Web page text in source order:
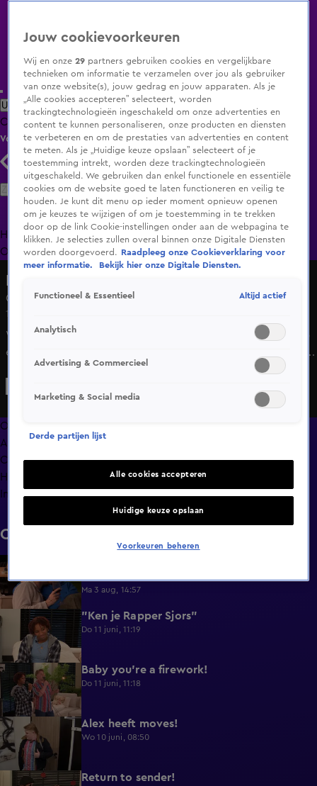
Uitzending Gemist Populaire programma's Zenders Genres
ClipsFilmsRadioSmart TV inlogShop
Volg KIJK
Zoeken
HomeUitzending Gemist Programma's De Bondgenoten
OranjezomerLivestreamsShop
Claire en Rick hebben een gemeenschappelijke vriend!
13 dec 2024, 11:28
Wanneer Claire door Rick zijn Instagram scrolt, stuit ze op
een paar foto's die haar ogen niet kunnen geloven. Tussen
de vrolijke kiekjes van vrienden en vakanties ziet ze ineens
herinnert ze zich plots iets wat ze liever vergeten was: ze
had laatst seks met diezelfde huisgenoot. Zal dit alles
veranderen tussen hen?
Overzicht
Afleveringen
Clips
Hoe is het nu met?
Info
Clips
6:32
Ma 3 aug, 14:57
0:49 "Ken je Rapper Sjors"
Do 11 juni, 11:19
0:39 Baby you're a firework!
Do 11 juni, 11:18
0:43 Alex heeft moves!
Wo 10 juni, 08:50
0:36 Return to sender!
Jouw cookievoorkeuren
Wij en onze29 partners gebruiken cookies en vergelijkbare
technieken om informatie te verzamelen over jou als gebruiker
van onze website(s), jouw gedrag en jouw apparaten. Als je
„Alle cookies accepteren” selecteert, worden
trackingtechnologieën ingeschakeld om onze advertenties en
content te kunnen personaliseren, onze producten en diensten
te verbeteren en om de prestaties van advertenties en content
te meten. Als je „Huidige keuze opslaan” selecteert of je
toestemming intrekt, worden deze trackingtechnologieën
uitgeschakeld. We gebruiken dan enkel functionele en essentiële
cookies om de website goed te laten functioneren en veilig te
houden. Je kunt dit menu op ieder moment opnieuw openen
om je keuzes te wijzigen of om je toestemming in te trekken
door op de link Cookie-instellingen onder aan de webpagina te
klikken. Je selecties zullen overal binnen onze Digitale Diensten
worden doorgevoerd.
Raadpleeg onze Cookieverklaring voor
meer informatie.
Bekijk hier onze Digitale Diensten.
Functioneel & Essentieel Altijd actief
Analytisch
Advertising & Commercieel
Marketing & Social media
Derde partijen lijst
Alle cookies accepteren
Huidige keuze opslaan
Voorkeuren beheren